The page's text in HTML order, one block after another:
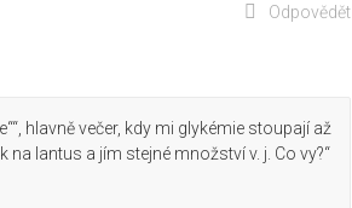
Odpovědět
hlavně večer, kdy mi glykémie stoupají až
lantus a jím stejné množství v. j. Co vy?“